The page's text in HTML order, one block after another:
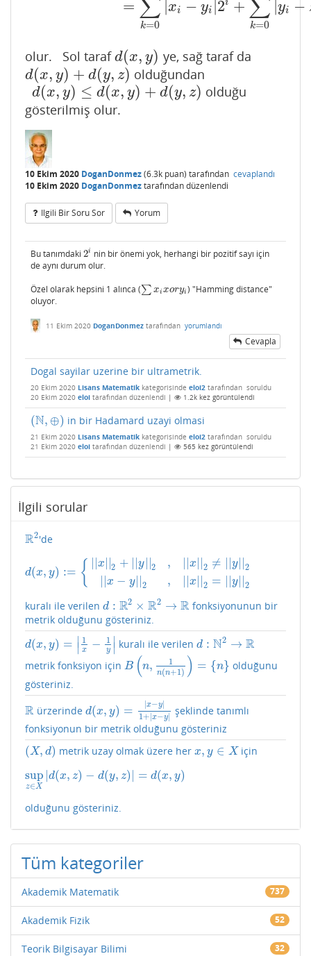
= ∑
k=0
|xi − yi |2 + ∑
k=0
|yi −
olur. Sol tarafd(x, y)
d(x,y) ye, sağ taraf da
d(x, y) + d(y, z)
d(x,y) +d y,z ) olduğundan
d(x, y) ≤ d(x, y) + d(y, z)
d(x,y) ≤d x,y )+d(y, z)
olduğu
gösterilmiş olur.
10 Ekim 2020 DoganDonmez(6.3k puan) tarafından cevaplandı
10 Ekim 2020 DoganDonmeztarafındandüzenlendi
Ilgili Bir Soru Sor Yorum
Bu tanımdaki 2i
2i nin bir önemi yok, herhangi bir pozitif sayı için
de aynı durum olur.
Özel olarak hepsini 1 alınca (∑ xi xoryi
∑ xixoryi
) "Hamming distance"
oluyor.
11 Ekim 2020 DoganDonmez tarafından yorumlandı
Cevapla
Dogal sayilar uzerine bir ultrametrik.
20 Ekim 2020 Lisans Matematik kategorisinde eloi2 tarafından soruldu
20 Ekim 2020 eloi tarafından düzenlendi | 1.2k kez görüntülendi
(N, ⊕)
(N,⊕) in bir Hadamard uzayi olmasi
21 Ekim 2020 Lisans Matematik kategorisinde eloi2 tarafından soruldu
21 Ekim 2020 eloi tarafından düzenlendi | 565 kez görüntülendi
İlgili sorular
R2
R2 'de
d(x, y) := { x |2 + |y |2
x − y| 2
,
,
|x |2 ≠ |y |2
|x |2 = |y |2
d(x,y :={ ||x || 2 + | | y| | , || x || ≠ y | | 2| | y|| 2,
kuralı ile verilen d : R2 × R2 → R
d R 2×R 2→R
fonksiyonunun bir
metrik olduğunu gösteriniz.
d(x, y) = ∣∣ 1
x − 1
y
∣∣
d(x,y =| 1x− 1 y| kuralı ile verilend : N2 → R
d N2→ R
metrik fonksiyon için B (n, 1
n(n+1 ) ) = {n}
B( n 1n n+1))={ n
olduğunu
gösteriniz.
R
R ürzerinde d(x, y) = x−y∣
1+ x−y∣
d(x,y) =∣ −y ∣1+∣x−y∣şeklinde tanımlı
fonksiyonun bir metrik olduğunu gösteriniz
(X, d)
(X,d) metrik uzay olmak üzere herx, y ∈ X
x,y ∈ X için
sup
z∈X
|d(x, z) − d(y, z)| = d(x, y)
supz∈ X| d(x ,z)−d( y,z |=d(x,y)
olduğunu gösteriniz.
Tüm kategoriler
Akademik Matematik 737
Akademik Fizik 52
Teorik Bilgisayar Bilimi 32